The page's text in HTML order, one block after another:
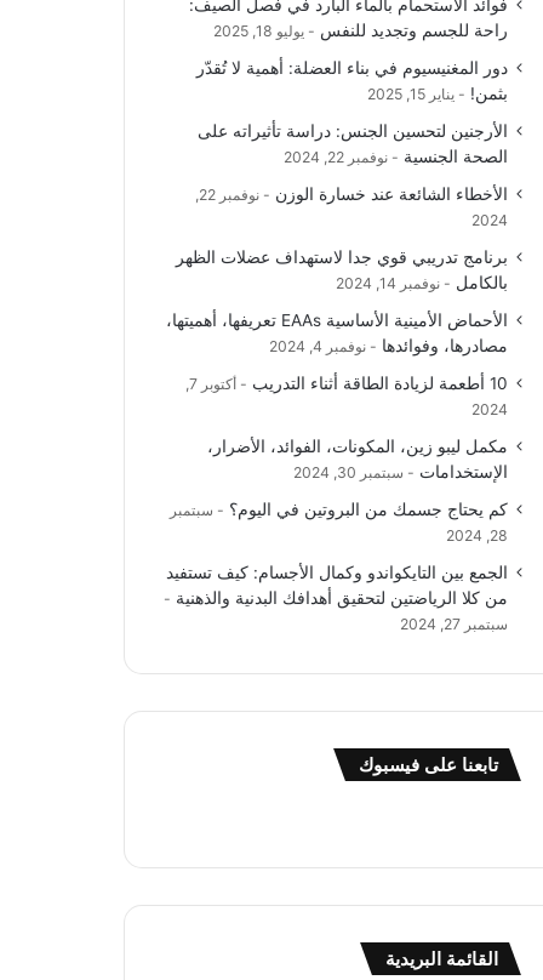
و
ك
T
u
b
e
ق
ر
ا
ا
ل
م
ع
R
فوائد الاستحمام بالماء البارد في فصل الصيف:
راحة للجسم وتجديد للنفس
يوليو 18, 2025
دور المغنيسيوم في بناء العضلة: أهمية لا تُقدّر
بثمن!
يناير 15, 2025
الأرجنين لتحسين الجنس: دراسة تأثيراته على
الصحة الجنسية
نوفمبر 22, 2024
الأخطاء الشائعة عند خسارة الوزن
نوفمبر 22,
2024
برنامج تدريبي قوي جدا لاستهداف عضلات الظهر
بالكامل
نوفمبر 14, 2024
الأحماض الأمينية الأساسية EAAs تعريفها، أهميتها،
مصادرها، وفوائدها
نوفمبر 4, 2024
10 أطعمة لزيادة الطاقة أثناء التدريب
أكتوبر 7,
2024
مكمل ليبو زين، المكونات، الفوائد، الأضرار،
الإستخدامات
سبتمبر 30, 2024
كم يحتاج جسمك من البروتين في اليوم؟
سبتمبر
28, 2024
الجمع بين التايكواندو وكمال الأجسام: كيف تستفيد
من كلا الرياضتين لتحقيق أهدافك البدنية والذهنية
سبتمبر 27, 2024
تابعنا على فيسبوك
القائمة البريدية